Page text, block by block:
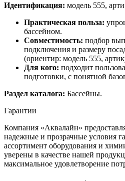
Идентификация: модель 555,
Практическая польза:
бассейном.
Совместимость: подбор
подключения и размеру
(ориентир: модель 555,
Для кого: подходит
подготовки, с понятной
Раздел каталога: Бассейны.
Гарантии
Компания «Аквалайн»
надежные и прозрачные условия
ассортимент оборудования и
уверены в качестве нашей
максимальное удовлетворение